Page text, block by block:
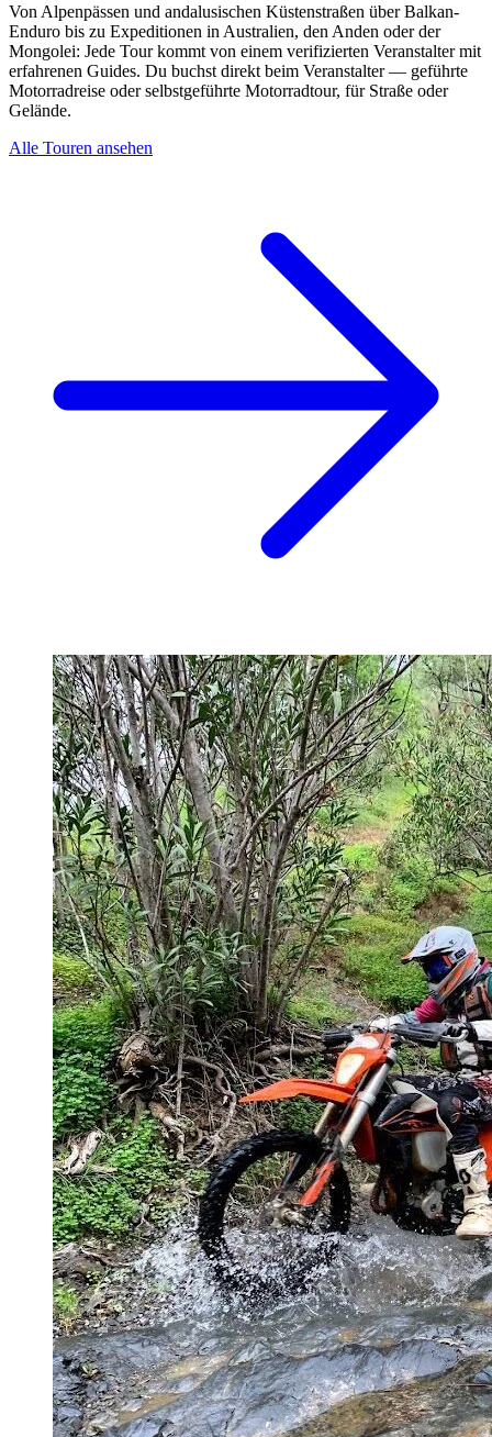
Von Alpenpässen und andalusischen Küstenstraßen über Balkan-
Enduro bis zu Expeditionen in Australien, den Anden oder der
Mongolei: Jede Tour kommt von einem verifizierten Veranstalter mit
erfahrenen Guides. Du buchst direkt beim Veranstalter — geführte
Motorradreise oder selbstgeführte Motorradtour, für Straße oder
Gelände.
Alle Touren ansehen